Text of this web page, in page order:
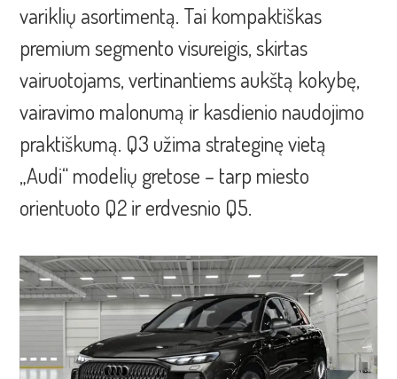
variklių asortimentą. Tai kompaktiškas
premium segmento visureigis, skirtas
vairuotojams, vertinantiems aukštą kokybę,
vairavimo malonumą ir kasdienio naudojimo
praktiškumą. Q3 užima strateginę vietą
„Audi“ modelių gretose – tarp miesto
orientuoto Q2 ir erdvesnio Q5.